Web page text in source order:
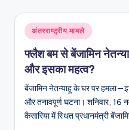
और
विश्व
Posted
in
अंतरराष्ट्रीय मामले
फ्लैश बम से बेंजामिन
और इसका महत्व?
बेंजामिन नेतन्याहू के घर पर
और तनावपूर्ण घटना। शनिवार, 16
कैसारिया में स्थित प्रधानमंत्री